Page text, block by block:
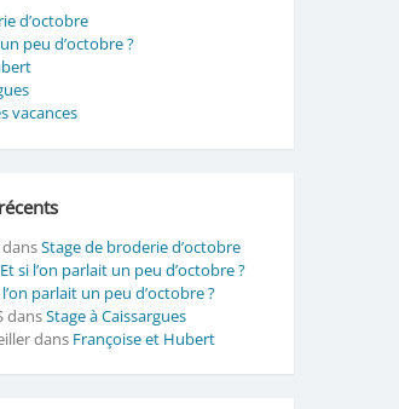
d’octobre
peu d’octobre ?
vacances
Stage de broderie d’octobre
Et si l’on parlait un peu d’octobre ?
l’on parlait un peu d’octobre ?
dansStage à Caissargues
dans Françoise et Hubert